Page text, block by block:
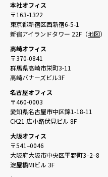
本社オフィス
〒163-1322
東京都新宿区西新宿6-5-1
新宿アイランドタワー 22F（地図）
高崎オフィス
〒370-0841
群馬県高崎市栄町3-11
高崎バナーズビル3F
名古屋オフィス
〒460-0003
愛知県名古屋市中区錦1-18-11
CK21 広小路伏見ビル 8F
大阪オフィス
〒541‒0046
大阪府大阪市中央区平野町3‒2‒8
淀屋橋MIビル 3F